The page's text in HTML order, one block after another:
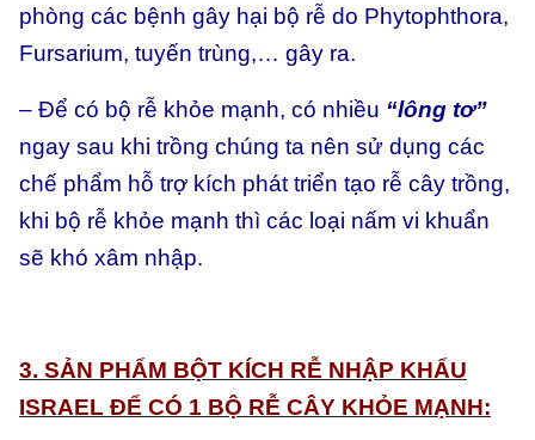
phòng các bệnh gây hại bộ rễ do Phytophthora,
Fursarium, tuyến trùng,… gây ra.
– Để có bộ rễ khỏe mạnh, có nhiều “lông tơ”
ngay sau khi trồng chúng ta nên sử dụng các
chế phẩm hỗ trợ kích phát triển tạo rễ cây trồng,
khi bộ rễ khỏe mạnh thì các loại nấm vi khuẩn
sẽ khó xâm nhập.
3. SẢN PHẨM BỘT KÍCH RỄ NHẬP KHẨU
ISRAEL ĐỂ CÓ 1 BỘ RỄ CÂY KHỎE MẠNH: